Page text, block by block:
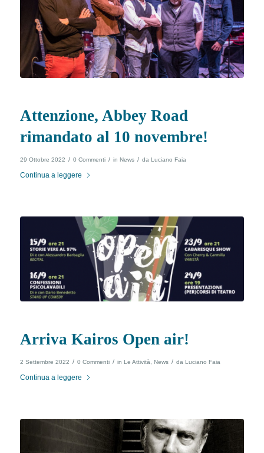
Attenzione, Abbey Road
rimandato al 10 novembre!
29 Ottobre 2022 / 0 Commenti / in News / da Luciano Faia
Continua a leggere
Arriva Kairos Open air!
2 Settembre 2022 / 0 Commenti / in Le Attività, News / da Luciano Faia
Continua a leggere